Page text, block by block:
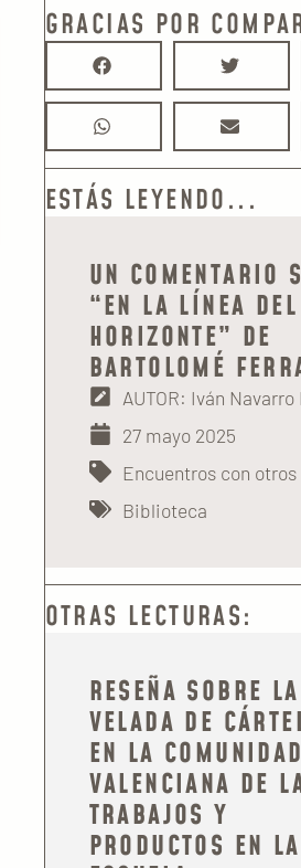
GRACIAS POR
ESTÁS LEYENDO...
UN COMENTARIO
“EN LA LÍNEA DEL
HORIZONTE” DE
BARTOLOMÉ
AUTOR: Iván
27 mayo 2025
Encuentros con
Biblioteca
OTRAS LECTURAS:
RESEÑA SOBRE LA
VELADA DE
EN LA COMUNIDAD
VALENCIANA DE
TRABAJOS Y
PRODUCTOS EN LA